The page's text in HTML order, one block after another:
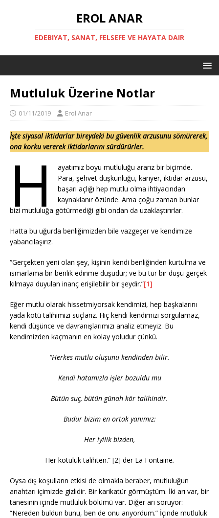
EROL ANAR
EDEBIYAT, SANAT, FELSEFE VE HAYATA DAIR
Mutluluk Üzerine Notlar
01/11/2019 Erol Anar
İşte siyasal iktidarlar bireydeki bu güvenlik arzusunu sömürerek,
ona korku vererek iktidarlarını sürdürürler.
H
ayatımız boyu mutluluğu ararız bir biçimde.
Para, şehvet düşkünlüğü, kariyer, iktidar arzusu,
başarı açlığı hep mutlu olma ihtiyacından
kaynaklanır özünde. Ama çoğu zaman bunlar
bizi mutluluğa götürmediği gibi ondan da uzaklaştırırlar.
Hatta bu uğurda benliğimizden bile vazgeçer ve kendimize
yabancılaşırız.
“Gerçekten yeni olan şey, kişinin kendi benliğinden kurtulma ve
ısmarlama bir benlik edinme düşüdür; ve bu tür bir düşü gerçek
kılmaya duyulan inanç erişilebilir bir şeydir.”[1]
Eğer mutlu olarak hissetmiyorsak kendimizi, hep başkalarını
yada kötü talihimizi suçlarız. Hiç kendi kendimizi sorgulamaz,
kendi düşünce ve davranışlarımızı analiz etmeyiz. Bu
kendimizden kaçmanın en kolay yoludur çünkü.
“Herkes mutlu oluşunu kendinden bilir.
Kendi hatamızla işler bozuldu mu
Bütün suç, bütün günah kör talihindir.
Budur bizim en ortak yanımız:
Her iyilik bizden,
Her kötülük talihten.” [2] der La Fontaine.
Oysa dış koşulların etkisi de olmakla beraber, mutluluğun
anahtarı içimizde gizlidir. Bir karikatür görmüştüm. İki arı var, bir
tanesinin içinde mutluluk bölümü var. Diğer arı soruyor:
“Nereden buldun bunu, ben de onu arıyordum.” İçinde mutluluk